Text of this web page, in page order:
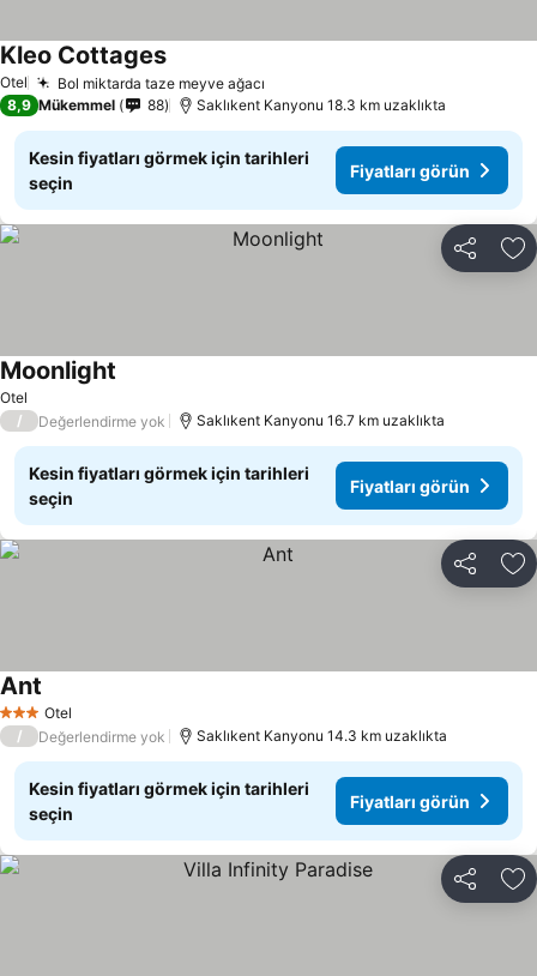
Otel Bol miktarda taze meyve ağacı
Kleo CottagesFiyatları görün
8,9 Mükemmel 88 Saklıkent Kanyonu 18.3 km uzaklıkta
Kesin fiyatları görmek için tarihleri
seçin
Fiyatları görün
Paylaş
Otel
Moonlight
/ Değerlendirme yok Saklıkent Kanyonu 16.7 km uzaklıkta
Kesin fiyatları görmek için tarihleri
seçin
Fiyatları görün
Paylaş
3 YıldızOtel
Ant
/ Değerlendirme yok Saklıkent Kanyonu 14.3 km uzaklıkta
Kesin fiyatları görmek için tarihleri
seçin
Fiyatları görün
Paylaş